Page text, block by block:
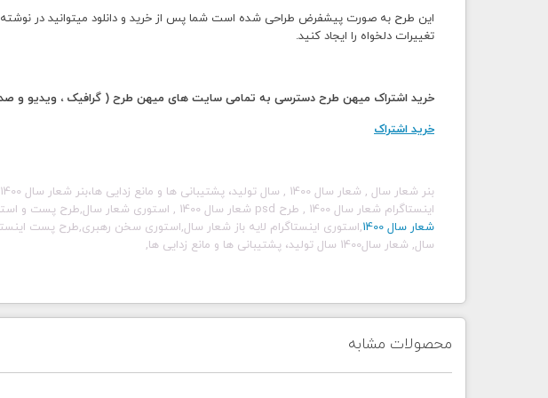
این طرح به صورت پیشفرض طراحی شده است شما پس از خرید و دانلود میتوانید در نوشته،
تغییرات دلخواه را ایجاد کنید.
خرید اشتراک میهن طرح دسترسی به تمامی سایت های میهن طرح ( گرافیک ، ویدیو و
خرید اشتراک
بنر شعار سال , شعار سال 1400 , سال تولید، پشتیبانی ها و مانع زدایی ها،بنر شعار سال 1400
اینستاگرام شعار سال 1400 , طرح psd شعار سال 1400 , استوری شعار سال,طرح پست و
شعار سال 1400
,استوری اینستاگرام لایه باز شعار سال,استوری سخن رهبری,طرح پست
سال, شعار سال1400 سال تولید، پشتیبانی ها و مانع زدایی ها,
محصولات مشابه